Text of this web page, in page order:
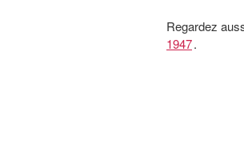
Regardez
1947.